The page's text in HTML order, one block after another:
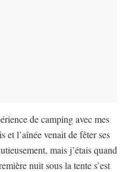
de camping avec mes
et l’aînée venait de fêter ses
mais j’étais quand
nuit sous la tente s’est